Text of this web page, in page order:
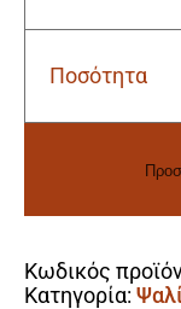
Ποσότητα
Felco
ποσότητα
Κωδικός
Κατηγορία: